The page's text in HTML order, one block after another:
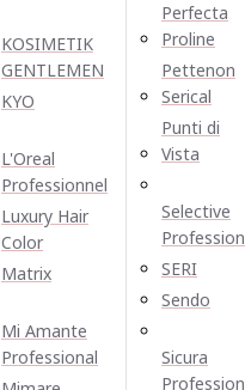
KOSIMETIK
GENTLEMEN
KYO
L'Oreal
Professionnel
Luxury Hair
Color
Matrix
Mi Amante
Professional
Perfecta
Proline
Pettenon
Serical
Punti di
Vista
Selective
SERI
Sendo
Sicura